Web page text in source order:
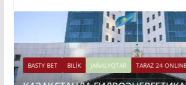
BASTY BET BILİK JAŃALYQTAR TARAZ 24